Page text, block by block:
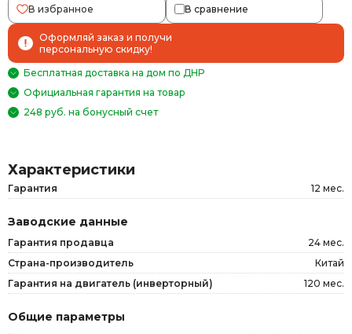
В избранное В сравнение
Оформляй заказ и получи
персональную скидку!
Бесплатная доставка на дом по ДНР
Официальная гарантия на товар
248 руб. на бонусный счет
Характеристики
Гарантия 12 мес.
Заводские данные
Гарантия продавца
24 мес.
Страна-производитель
Китай
Гарантия на двигатель (инверторный)
120 мес.
Общие параметры